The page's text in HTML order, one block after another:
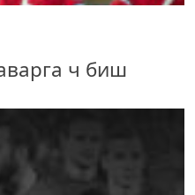
ч биш